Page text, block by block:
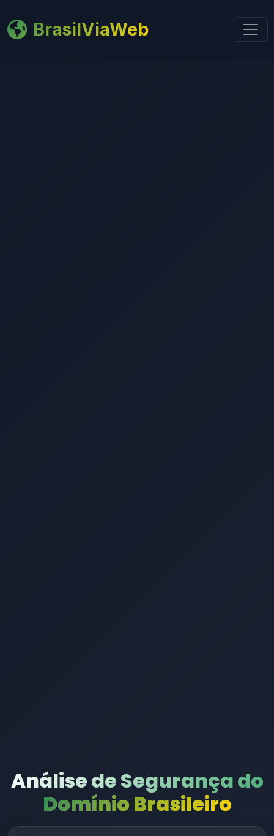
BrasilViaWeb
Análise de Segurança do
Domínio Brasileiro